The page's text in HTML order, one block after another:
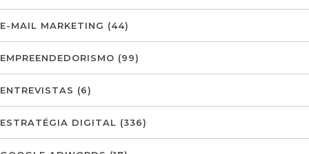
E-MAIL MARKETING (44)
EMPREENDEDORISMO (99)
ENTREVISTAS (6)
ESTRATÉGIA DIGITAL (336)